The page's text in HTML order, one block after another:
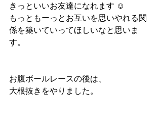
きっといいお友達になれます ☺︎
もっともーっとお互いを思いやれる関
係を築いていってほしいなと思いま
す。
お腹ボールレースの後は、
大根抜きをやりました。